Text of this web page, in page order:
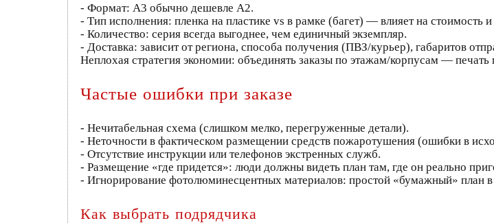
- Формат: А3 обычно дешевле А2.
- Тип исполнения: пленка на пластике vs в рамке (багет) — влияет на стоимость
- Количество: серия всегда выгоднее, чем единичный экземпляр.
- Доставка: зависит от региона, способа получения (ПВЗ/курьер), габаритов
Неплохая стратегия экономии: объединять заказы по этажам/корпусам —
Частые ошибки при заказе
- Нечитабельная схема (слишком мелко, перегруженные детали).
- Неточности в фактическом размещении средств пожаротушения (ошибки в
- Отсутствие инструкции или телефонов экстренных служб.
- Размещение «где придется»: люди должны видеть план там, где он реально
- Игнорирование фотолюминесцентных материалов: простой «бумажный» план в
Как выбрать подрядчика